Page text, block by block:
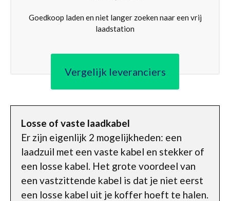
Goedkoop laden en niet langer zoeken naar een vrij
laadstation
Vergelijk leveranciers
Losse of vaste laadkabel
Er zijn eigenlijk 2 mogelijkheden: een
laadzuil met een vaste kabel en stekker of
een losse kabel. Het grote voordeel van
een vastzittende kabel is dat je niet eerst
een losse kabel uit je koffer hoeft te halen.